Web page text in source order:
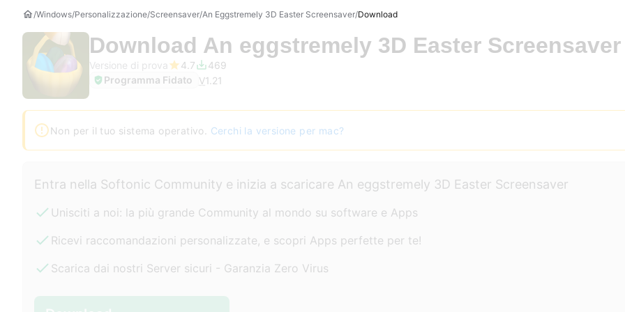
Windows Personalizzazione Screensaver An Eggstremely 3D Easter Screensaver Download
Download An eggstremely 3D Easter Screensaver
Versione di prova
4.7
469
Programma Fidato
V1.21
Non per il tuo sistema operativo. Cerchi la versione per mac?
Entra nella Softonic Community e inizia a scaricare An eggstremely 3D Easter Screensaver
Unisciti a noi: la più grande Community al mondo su software e Apps
Ricevi raccomandazioni personalizzate, e scopri Apps perfette per te!
Scarica dai nostri Server sicuri - Garanzia Zero Virus